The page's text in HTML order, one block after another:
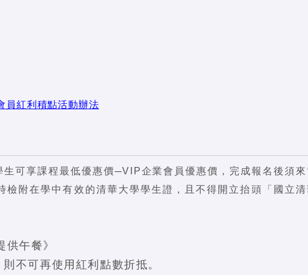
員紅利積點活動辦法
可享課程最低優惠價─VIP企業會員優惠價，完成報名後須來
檢附在學中有效的清華大學學生證，且不得開立抬頭「國立清
午餐》
不可再使用紅利點數折抵。